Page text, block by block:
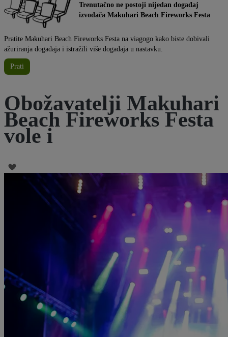
Trenutačno ne postoji nijedan događaj
izvođača Makuhari Beach Fireworks Festa
Pratite Makuhari Beach Fireworks Festa na viagogo kako biste dobivali
ažuriranja događaja i istražili više događaja u nastavku.
Prati
Obožavatelji Makuhari
Beach Fireworks Festa
vole i